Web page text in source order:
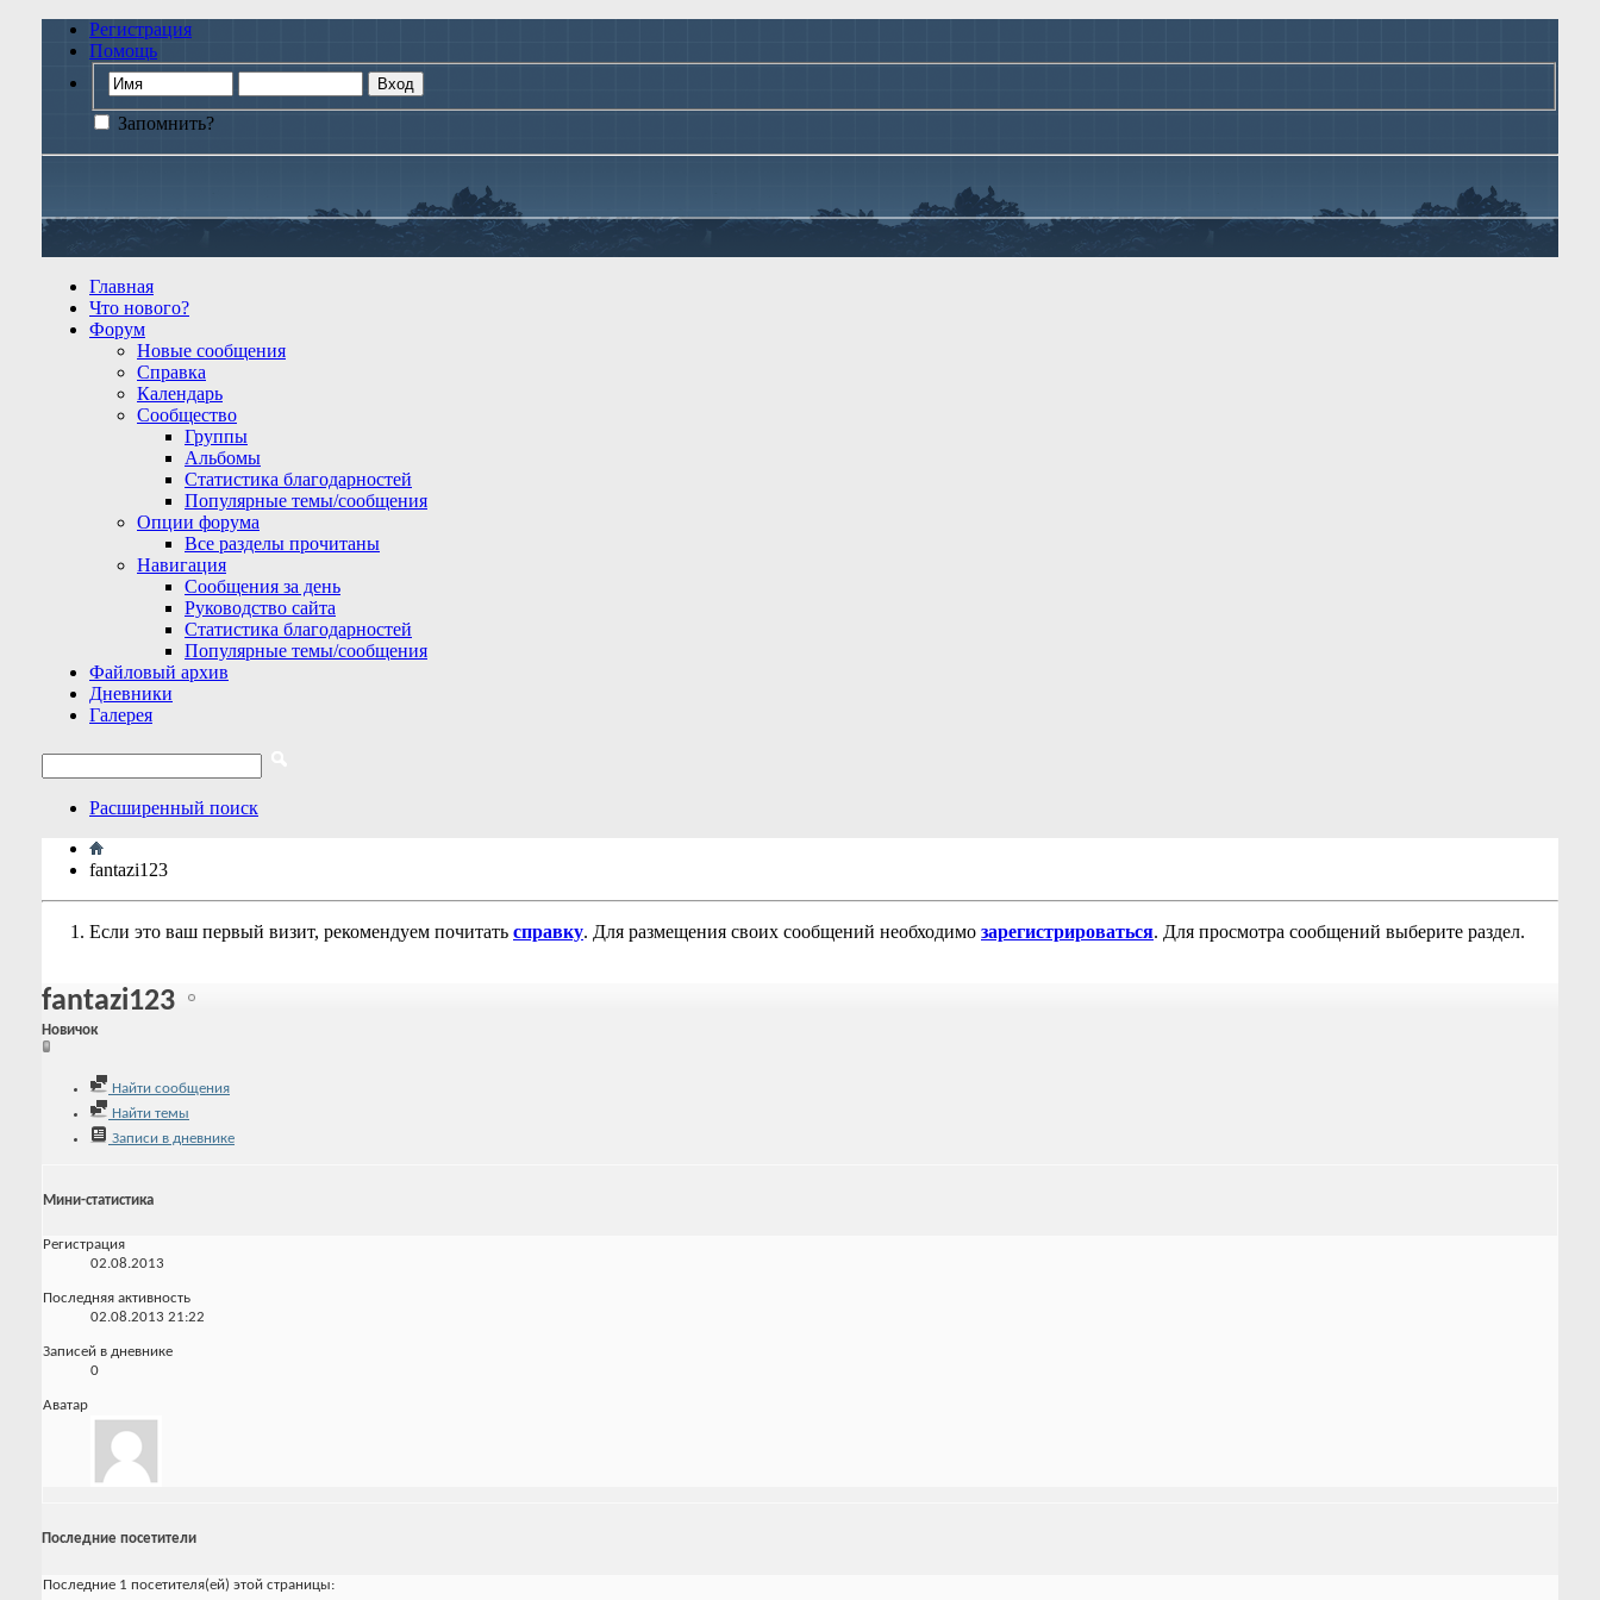
Регистрация
Помощь
Запомнить?
Главная
Что нового?
Форум
Новые сообщения
Справка
Календарь
Сообщество
Группы
Альбомы
Статистика благодарностей
Популярные темы/сообщения
Опции форума
Все разделы прочитаны
Навигация
Сообщения за день
Руководство сайта
Статистика благодарностей
Популярные темы/сообщения
Файловый архив
Дневники
Галерея
Расширенный поиск
fantazi123
Если это ваш первый визит, рекомендуем почитать справку. Для размещения своих сообщений необходимо зарегистрироваться. Для просмотра сообщений выберите раздел.
fantazi123
Новичок
Найти сообщения
Найти темы
Записи в дневнике
Мини-статистика
Регистрация
02.08.2013
Последняя активность
02.08.2013 21:22
Записей в дневнике
0
Аватар
Последние посетители
Последние 1 посетителя(ей) этой страницы: